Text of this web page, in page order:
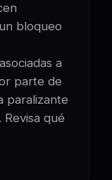
bloqueo
a
parte de
paralizante
qué